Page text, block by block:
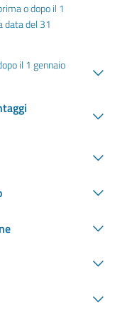
o dopo il 1
data del 31
il 1 gennaio